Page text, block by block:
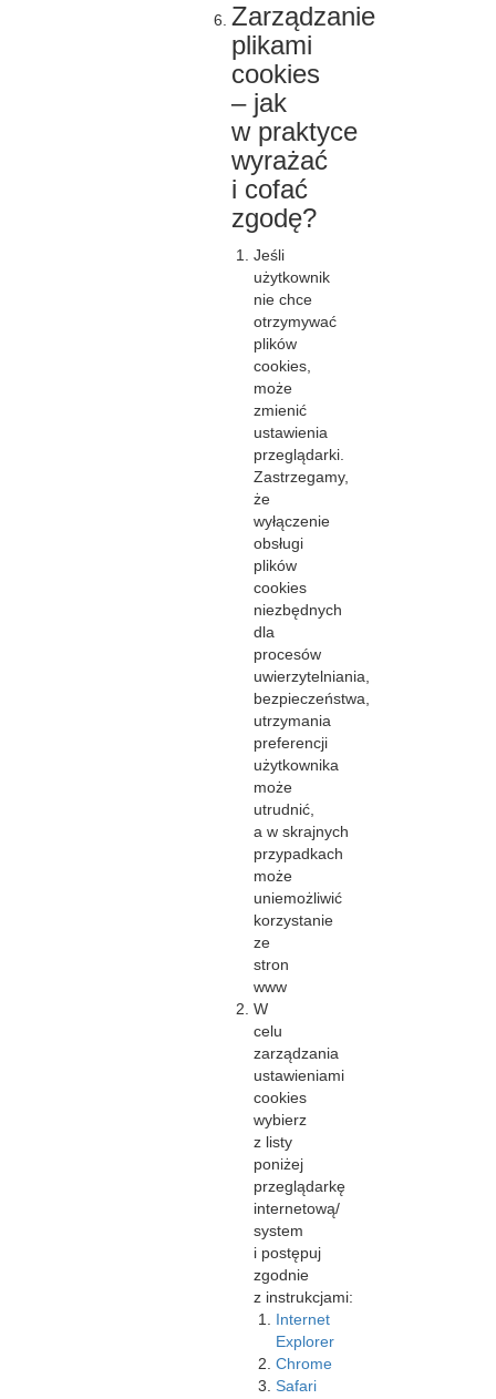
Zarządzanie
plikami
cookies
– jak
w praktyce
wyrażać
i cofać
zgodę?
Jeśli
użytkownik
nie chce
otrzymywać
plików
cookies,
może
zmienić
ustawienia
przeglądarki.
Zastrzegamy,
że
wyłączenie
obsługi
plików
cookies
niezbędnych
dla
procesów
uwierzytelniania,
bezpieczeństwa,
utrzymania
preferencji
użytkownika
może
utrudnić,
a w skrajnych
przypadkach
może
uniemożliwić
korzystanie
ze
stron
www
W
celu
zarządzania
ustawieniami
cookies
wybierz
z listy
poniżej
przeglądarkę
internetową/
system
i postępuj
zgodnie
z instrukcjami:
Internet
Explorer
Chrome
Safari